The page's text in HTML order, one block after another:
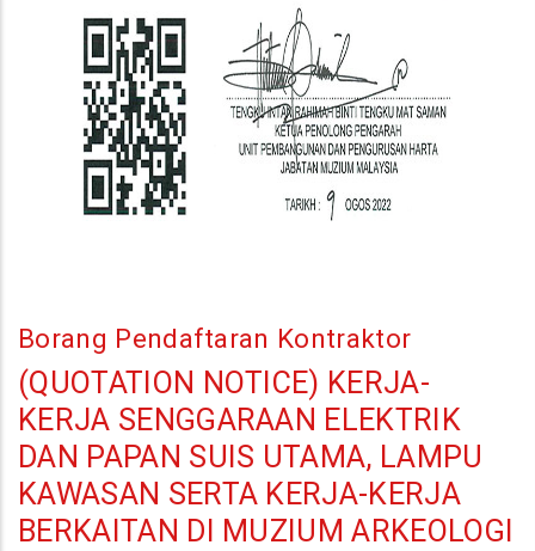
Borang Pendaftaran Kontraktor
(QUOTATION NOTICE) KERJA-
KERJA SENGGARAAN ELEKTRIK
DAN PAPAN SUIS UTAMA, LAMPU
KAWASAN SERTA KERJA-KERJA
BERKAITAN DI MUZIUM ARKEOLOGI